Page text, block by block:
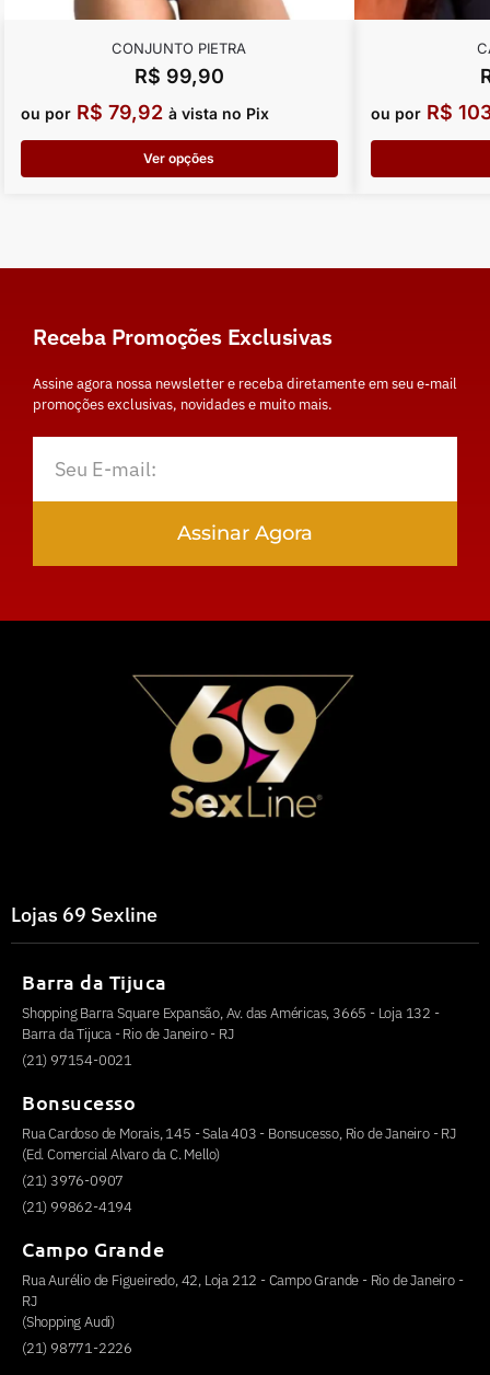
CONJUNTO PIETRA
R$ 99,90
ou por R$ 79,92 à vista no Pix
Ver opções
ou por R$
Receba Promoções Exclusivas
Assine agora nossa newsletter e receba diretamente em seu e-mail
promoções exclusivas, novidades e muito mais.
Assinar Agora
Lojas 69 Sexline
Barra da Tijuca
Shopping Barra Square Expansão, Av. das Américas, 3665 - Loja 132 -
Barra da Tijuca - Rio de Janeiro - RJ
(21) 97154-0021
Bonsucesso
Rua Cardoso de Morais, 145 - Sala 403 - Bonsucesso, Rio de Janeiro - RJ
(Ed. Comercial Alvaro da C. Mello)
(21) 3976-0907
(21) 99862-4194
Campo Grande
Rua Aurélio de Figueiredo, 42, Loja 212 - Campo Grande - Rio de Janeiro -
RJ
(Shopping Audi)
(21) 98771-2226